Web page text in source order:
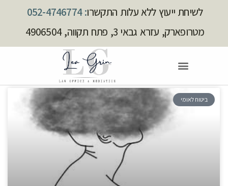
לשיחת ייעוץ ללא עלות התקשרו: 052-4746774
מטרופארק, עזרא גבאי 3, פתח תקווה, 4906504
ביטוח לאומי